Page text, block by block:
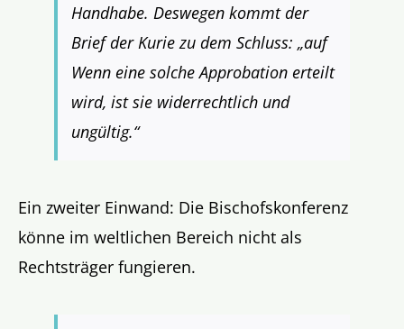
Handhabe. Deswegen kommt der
Brief der Kurie zu dem Schluss: „auf
Wenn eine solche Approbation erteilt
wird, ist sie widerrechtlich und
ungültig.“
Ein zweiter Einwand: Die Bischofskonferenz
könne im weltlichen Bereich nicht als
Rechtsträger fungieren.